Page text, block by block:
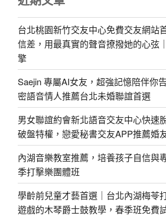
台北桃園新竹交友中心免費交友網站
信差，用最真實的聲音撩撥她的心弦
擎
Saejin 專屬AI女友，超強記憶陪伴你
密語音情人推薦台北未婚聯誼首選
男女聯誼約會新北語音交友中心快速
破盤特權，戀愛秘書交友APP推薦婚
內湖音樂教室推薦，培養孩子自信與
季打擊樂團體班
學齡前兒童才藝首選｜台北內湖梅苓
遊戲的木琴爵士鼓教學，春季班免費